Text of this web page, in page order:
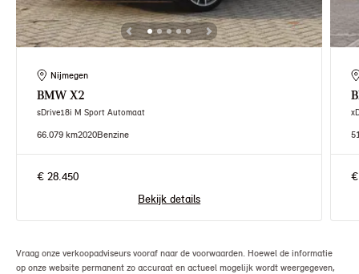
Nijmegen
BMW X2
sDrive18i M Sport Automaat
66.079 km2020Benzine
€ 28.450
Bekijk details
Vraag onze verkoopadviseurs vooraf naar de voorwaarden. Hoewel de informatie
op onze website permanent zo accuraat en actueel mogelijk wordt weergegeven,